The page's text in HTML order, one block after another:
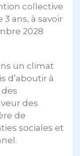
collective
ans, à savoir
2028
un climat
d’aboutir à
des
de
sociales et